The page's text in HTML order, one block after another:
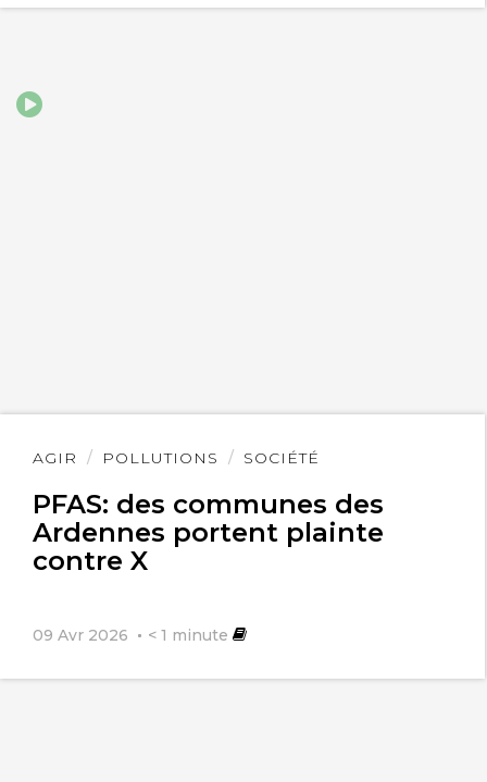
AGIR POLLUTIONS SOCIÉTÉ
PFAS: des communes des
Ardennes portent plainte
contre X
09 Avr 2026 < 1 minute
Lire